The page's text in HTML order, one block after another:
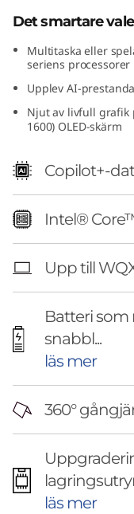
1
5
n
e
Det smartare
Multitaska eller
seriens processorer
Upplev AI-
Njut av livfull grafik
1600) OLED-skärm
Copilot+-
Intel®
Upp till
Batteri som
snabbl...
läs mer
360°
läs mer